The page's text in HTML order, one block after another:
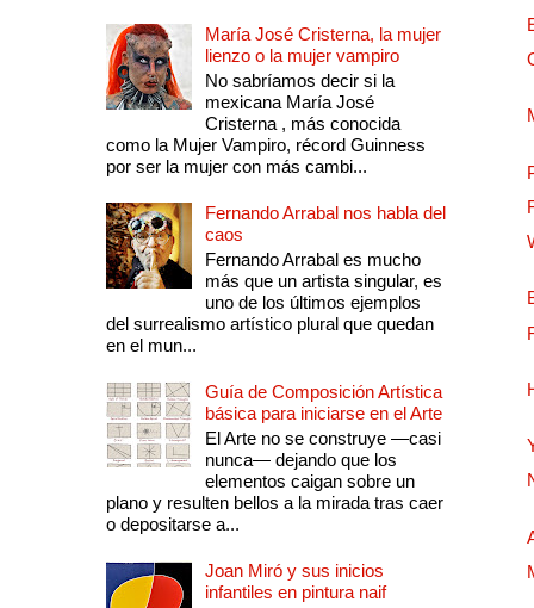
María José Cristerna, la mujer
lienzo o la mujer vampiro
No sabríamos decir si la
mexicana María José
Cristerna , más conocida
como la Mujer Vampiro, récord Guinness
por ser la mujer con más cambi...
Fernando Arrabal nos habla del
caos
Fernando Arrabal es mucho
más que un artista singular, es
uno de los últimos ejemplos
del surrealismo artístico plural que quedan
en el mun...
Guía de Composición Artística
básica para iniciarse en el Arte
El Arte no se construye —casi
nunca— dejando que los
elementos caigan sobre un
plano y resulten bellos a la mirada tras caer
o depositarse a...
Joan Miró y sus inicios
infantiles en pintura naif